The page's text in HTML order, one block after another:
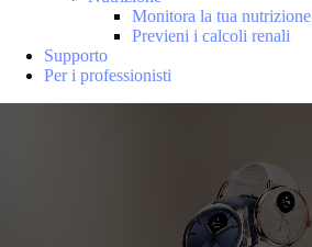
Monitora la tua nutrizione
Previeni i calcoli renali
Supporto
Per i professionisti